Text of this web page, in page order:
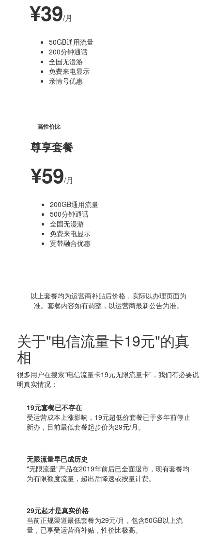
¥39/月
50GB通用流量
200分钟通话
全国无漫游
免费来电显示
亲情号优惠
高性价比
尊享套餐
¥59/月
200GB通用流量
500分钟通话
全国无漫游
免费来电显示
宽带融合优惠
以上套餐均为运营商补贴后价格，实际以办理页面为
准。套餐内容如有调整，以运营商最新公告为准。
关于"电信流量卡19元"的真
相
很多用户在搜索"电信流量卡19元无限流量卡"，我们有必要说
明真实情况：
19元套餐已不存在
受运营成本上涨影响，19元超低价套餐已于多年前停止
新办，目前最低套餐起步价为29元/月。
无限流量早已成历史
"无限流量"产品在2019年前后已全面退市，现有套餐均
为有限额度流量，超出后降速或按量计费。
29元起才是真实价格
当前正规渠道最低套餐为29元/月，包含50GB以上流
量，已享受运营商补贴，性价比极高。